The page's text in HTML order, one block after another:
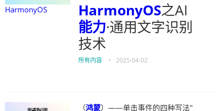
HarmonyOS HarmonyOS之AI
能力·通用文字识别
技术
所有内容 • 2025-04-02
（鸿蒙）——单击事件的四种写法"